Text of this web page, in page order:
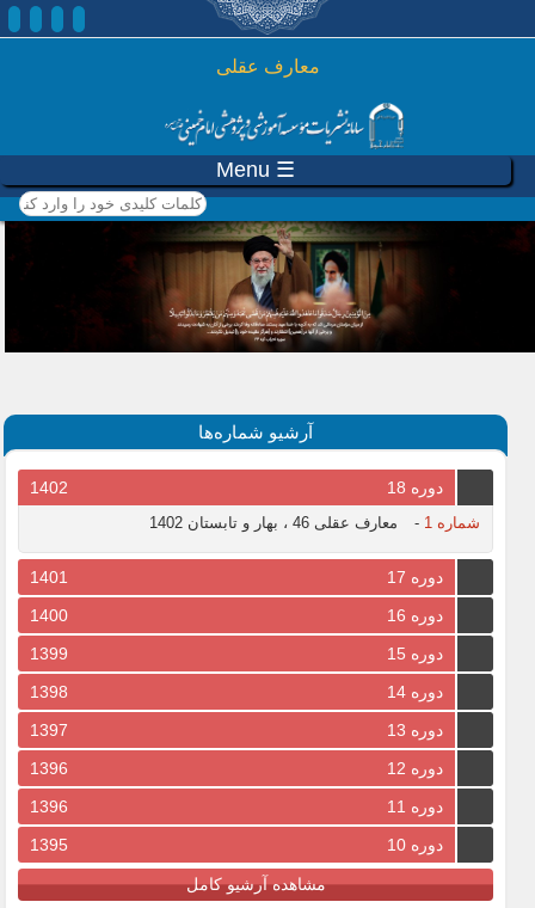
رفتن به محتوای اصلی
معارف عقلی
☰ Menu
کلمات کلیدی خود را وارد
کنید
آرشیو شماره‌ها
دوره 18 1402
شماره 1 - معارف عقلی 46 ، بهار و تابستان 1402
دوره 17
1401
دوره 16
1400
دوره 15
1399
دوره 14
1398
دوره 13
1397
دوره 12
1396
دوره 11
1396
دوره 10
1395
مشاهده آرشیو کامل